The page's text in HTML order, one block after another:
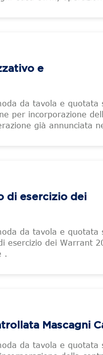
e
da tavola e quotata
per incorporazione
già annunciata
di esercizio dei
da tavola e quotata
esercizio dei Warrant
.
Mascagni
da tavola e quotata